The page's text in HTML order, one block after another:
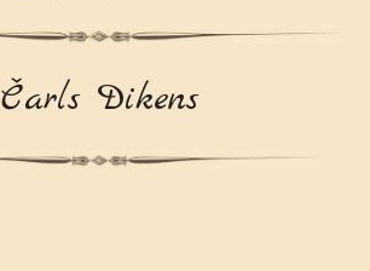
Čarls Dikens